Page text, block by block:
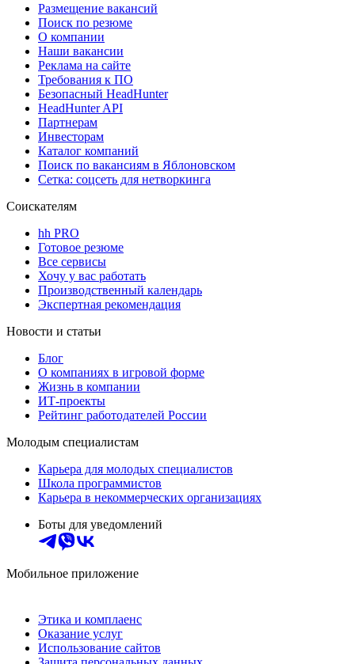
Размещение вакансий
Поиск по резюме
О компании
Наши вакансии
Реклама на сайте
Требования к ПО
Безопасный HeadHunter
HeadHunter API
Партнерам
Инвесторам
Каталог компаний
Поиск по вакансиям в Яблоновском
Сетка: соцсеть для нетворкинга
Соискателям
hh PRO
Готовое резюме
Все сервисы
Хочу у вас работать
Производственный календарь
Экспертная рекомендация
Новости и статьи
Блог
О компаниях в игровой форме
Жизнь в компании
ИТ-проекты
Рейтинг работодателей России
Молодым специалистам
Карьера для молодых специалистов
Школа программистов
Карьера в некоммерческих организациях
Боты для уведомлений
Мобильное приложение
Этика и комплаенс
Оказание услуг
Использование сайтов